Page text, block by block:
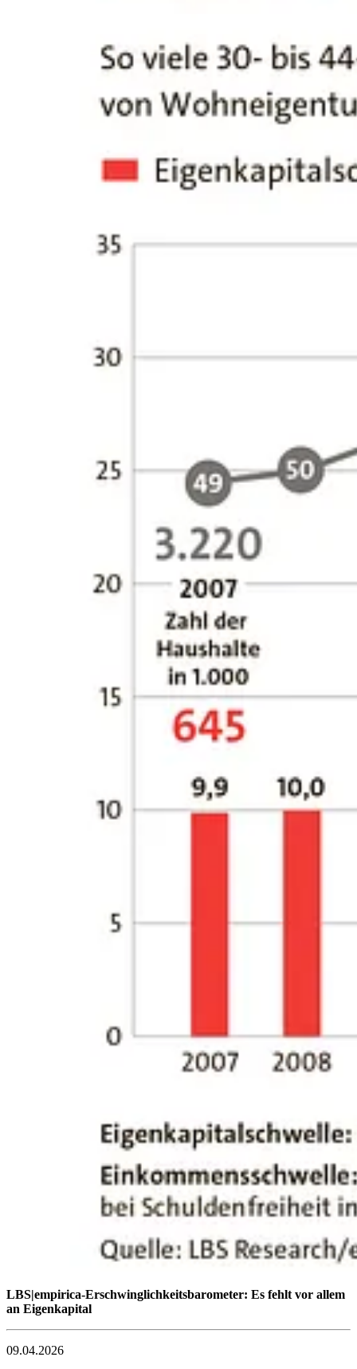
LBS|empirica-Erschwinglichkeitsbarometer: Es fehlt vor allem
an Eigenkapital
09.04.2026